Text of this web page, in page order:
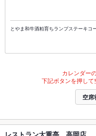
とやま和牛酒粕育ちランプステーキコ
カレンダー
下記ボタンを押して
空席